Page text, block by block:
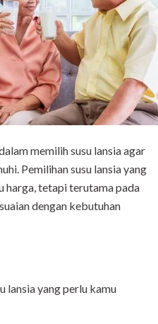
memilih susu lansia agar
Pemilihan susu lansia yang
harga, tetapi terutama pada
dengan kebutuhan
lansia yang perlu kamu